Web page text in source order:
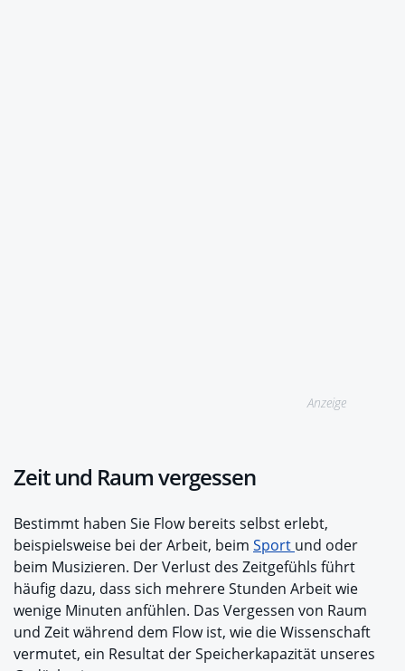
Anzeige
Zeit und Raum vergessen
Bestimmt haben Sie Flow bereits selbst erlebt,
beispielsweise bei der Arbeit, beim Sport und oder
beim Musizieren. Der Verlust des Zeitgefühls führt
häufig dazu, dass sich mehrere Stunden Arbeit wie
wenige Minuten anfühlen. Das Vergessen von Raum
und Zeit während dem Flow ist, wie die Wissenschaft
vermutet, ein Resultat der Speicherkapazität unseres